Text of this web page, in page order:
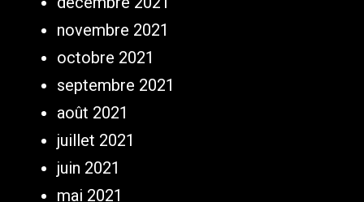
novembre 2021
octobre 2021
septembre 2021
août 2021
juillet 2021
juin 2021
mai 2021